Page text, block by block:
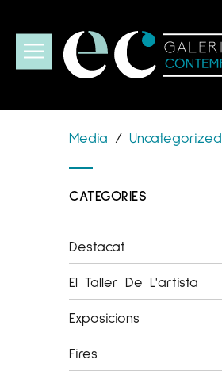
Media / Uncategorized
CATEGORIES
Destacat
El Taller De L'artista
Exposicions
Fires